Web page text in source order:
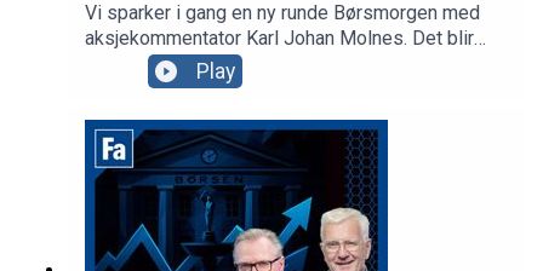
Vi sparker i gang en ny runde Børsmorgen med
aksjekommentator Karl Johan Molnes. Det blir
mer om resultatvarselet fra flyselskapet Norse,
utviklingen i Iran-krigen og Akers vei mot børs
med AI-datasenterselskapet Nscale. Clairon-
partner Anders Tuv er gjest i studio for å snakke
om samarbeidet deres med Euronext for å hjelpe
selskaper mot børs i Oslo eller Stockholm.
Play